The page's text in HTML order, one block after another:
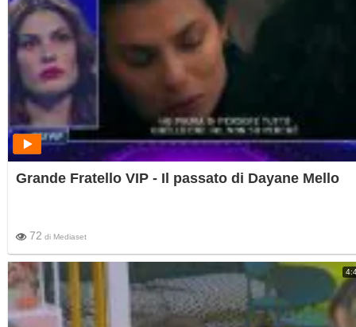
Grande Fratello VIP - Il passato di Dayane Mello
72 di Mediaset